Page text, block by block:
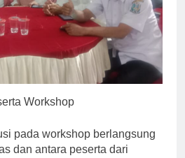
Workshop
pada workshop berlangsung
dan antara peserta dari